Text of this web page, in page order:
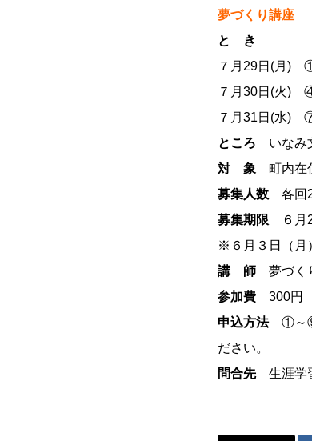
夢づくり講座
と き
７月29日(月)
７月30日(火)
７月31日(水)
ところ いなみ
対 象 町内在
募集人数 各回
募集期限 ６月
※６月３日（月
講 師 夢づく
参加費 300円
申込方法 ①～⑨
ださい。
問合先生涯学